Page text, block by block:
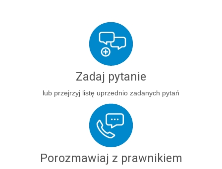
Zadaj pytanie
lub przejrzyj listę uprzednio zadanych pytań
Porozmawiaj z prawnikiem